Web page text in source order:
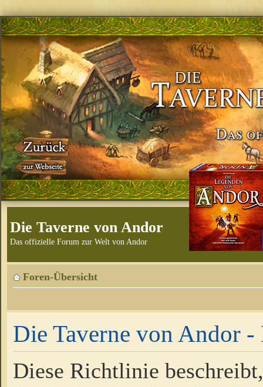
Die Taverne von Andor
Das offizielle Forum zur Welt von Andor
Foren-Übersicht
Die Taverne von Andor
Diese Richtlinie